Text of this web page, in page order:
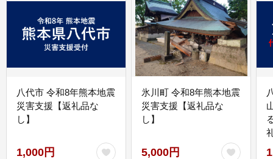
八代市 令和8年熊本地震
災害支援【返礼品な
し】
1,000円
氷川町 令和8年熊本地震
災害支援【返礼品な
し】
5,000円